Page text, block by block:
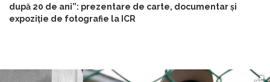
după 20 de ani”: prezentare de carte, documentar și
expoziție de fotografie la ICR